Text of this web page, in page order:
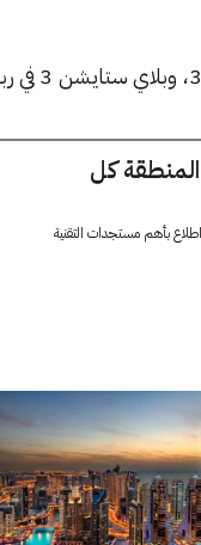
كل
اطلاع بأهم مستجدات التقنية